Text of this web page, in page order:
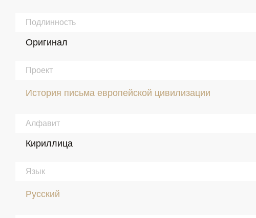
Подлинность
Оригинал
Проект
История письма европейской цивилизации
Алфавит
Кириллица
Язык
Русский